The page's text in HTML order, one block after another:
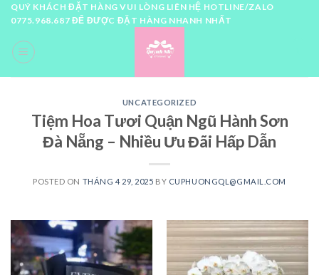
Skip
content
QUÝ KHÁCH ĐẶT HÀNG VUI LÒNG LIÊN HỆ HOTLINE/ZALO
0775.968.687 ĐỂ ĐƯỢC ĐẶT HÀNG NHANH NHẤT
UNCATEGORIZED
Tiệm Hoa Tươi Quận Ngũ Hành Sơn
Đà Nẵng – Nhiều Ưu Đãi Hấp Dẫn
POSTED ON THÁNG 4 29, 2025 BY CUPHUONGQL@GMAIL.COM